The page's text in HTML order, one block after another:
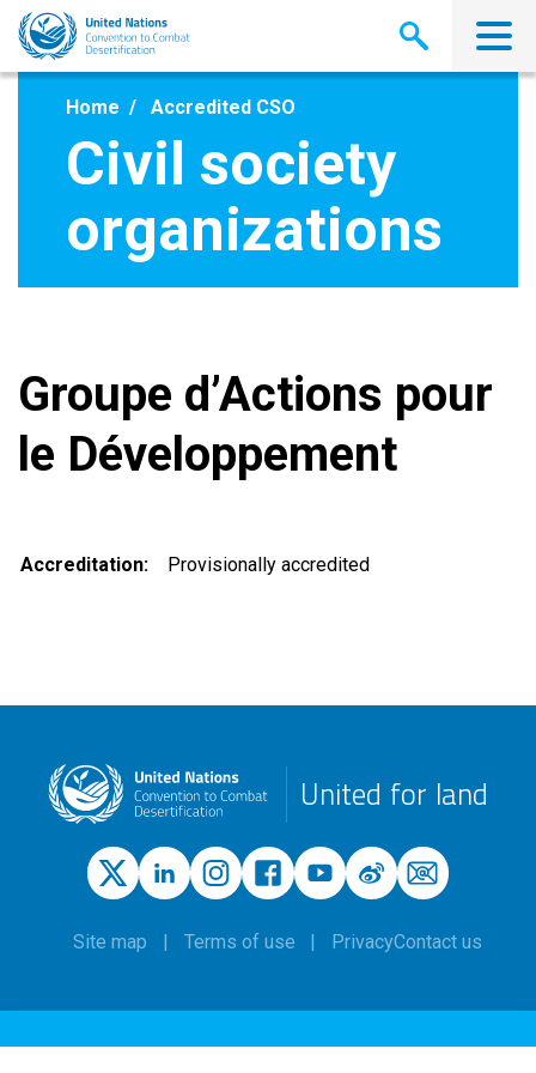
Skip
main
Home Accredited CSO
Civil society
organizations
Groupe d’Actions pour
le Développement
Accreditation Provisionally accredited
United for land
Site map Terms of use PrivacyContact us